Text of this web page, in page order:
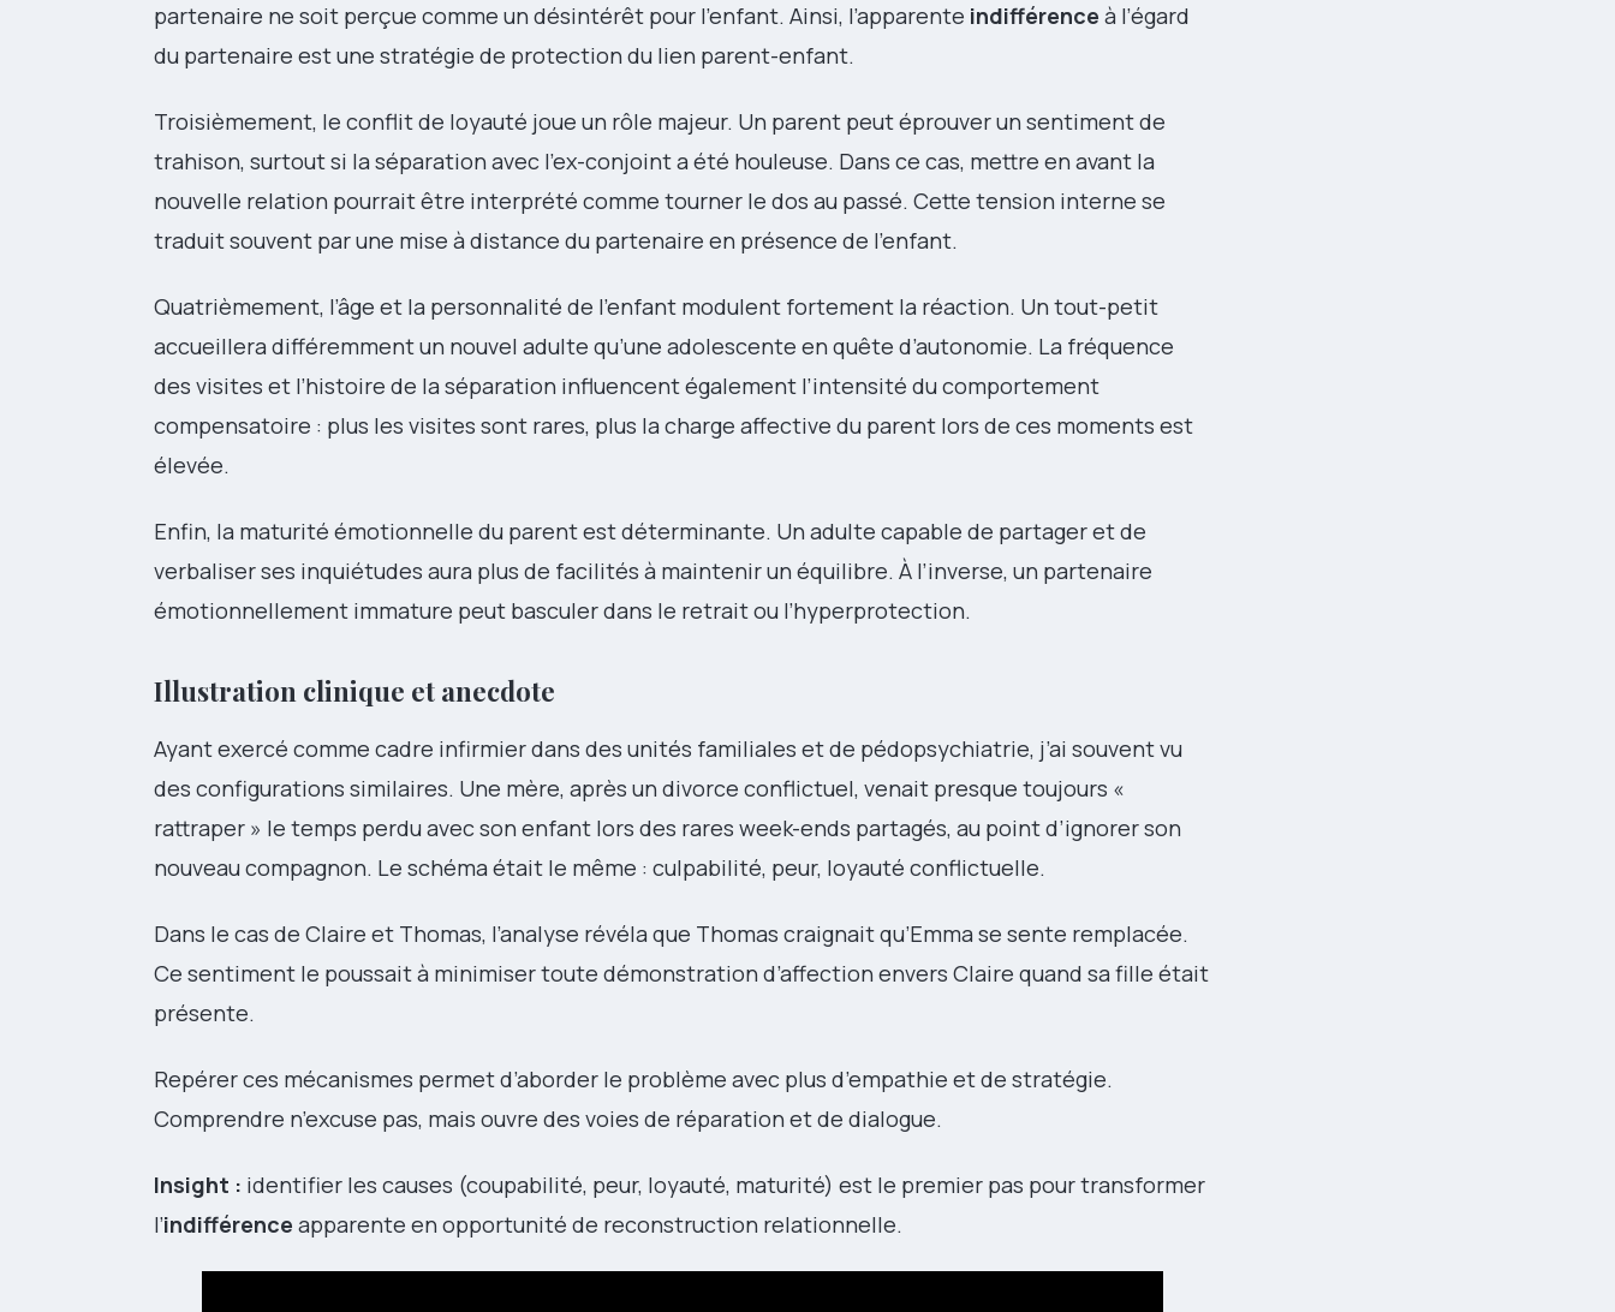
partenaire ne soit perçue comme un désintérêt pour l’enfant. Ainsi, l’apparente indifférence à l’égard
du partenaire est une stratégie de protection du lien parent-enfant.
Troisièmement, le conflit de loyauté joue un rôle majeur. Un parent peut éprouver un sentiment de
trahison, surtout si la séparation avec l’ex-conjoint a été houleuse. Dans ce cas, mettre en avant la
nouvelle relation pourrait être interprété comme tourner le dos au passé. Cette tension interne se
traduit souvent par une mise à distance du partenaire en présence de l’enfant.
Quatrièmement, l’âge et la personnalité de l’enfant modulent fortement la réaction. Un tout-petit
accueillera différemment un nouvel adulte qu’une adolescente en quête d’autonomie. La fréquence
des visites et l’histoire de la séparation influencent également l’intensité du comportement
compensatoire : plus les visites sont rares, plus la charge affective du parent lors de ces moments est
élevée.
Enfin, la maturité émotionnelle du parent est déterminante. Un adulte capable de partager et de
verbaliser ses inquiétudes aura plus de facilités à maintenir un équilibre. À l’inverse, un partenaire
émotionnellement immature peut basculer dans le retrait ou l’hyperprotection.
Illustration clinique et anecdote
Ayant exercé comme cadre infirmier dans des unités familiales et de pédopsychiatrie, j’ai souvent vu
des configurations similaires. Une mère, après un divorce conflictuel, venait presque toujours «
rattraper » le temps perdu avec son enfant lors des rares week-ends partagés, au point d’ignorer son
nouveau compagnon. Le schéma était le même : culpabilité, peur, loyauté conflictuelle.
Dans le cas de Claire et Thomas, l’analyse révéla que Thomas craignait qu’Emma se sente remplacée.
Ce sentiment le poussait à minimiser toute démonstration d’affection envers Claire quand sa fille était
présente.
Repérer ces mécanismes permet d’aborder le problème avec plus d’empathie et de stratégie.
Comprendre n’excuse pas, mais ouvre des voies de réparation et de dialogue.
Insight : identifier les causes (coupabilité, peur, loyauté, maturité) est le premier pas pour transformer
l’indifférence apparente en opportunité de reconstruction relationnelle.